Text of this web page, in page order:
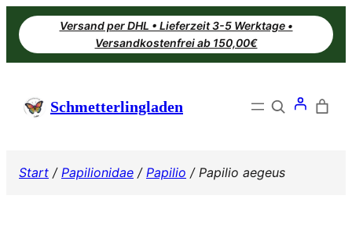
Zum
Inhalt
springen
Versand per DHL • Lieferzeit 3-5 Werktage •
Versandkostenfrei ab 150,00€
Schmetterlingladen Search
Start / Papilionidae / Papilio / Papilio aegeus